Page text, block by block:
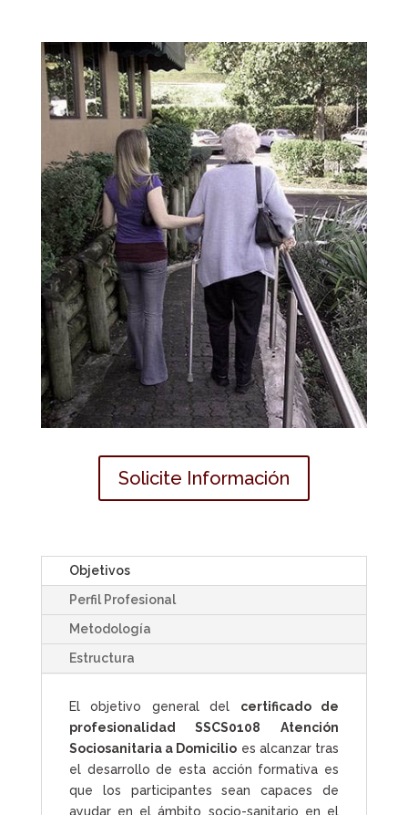
Solicite Información
Objetivos
Perfil Profesional
Metodología
Estructura
El objetivo general del certificado de
profesionalidad SSCS0108 Atención
Sociosanitaria a Domicilio es alcanzar tras
el desarrollo de esta acción formativa es
que los participantes sean capaces de
ayudar en el ámbito socio-sanitario en el